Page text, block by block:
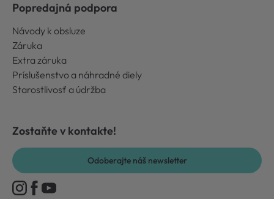
Popredajná podpora
Návody k obsluze
Záruka
Extra záruka
Príslušenstvo a náhradné diely
Starostlivosť a údržba
Zostaňte v kontakte!
Odoberajte náš newsletter